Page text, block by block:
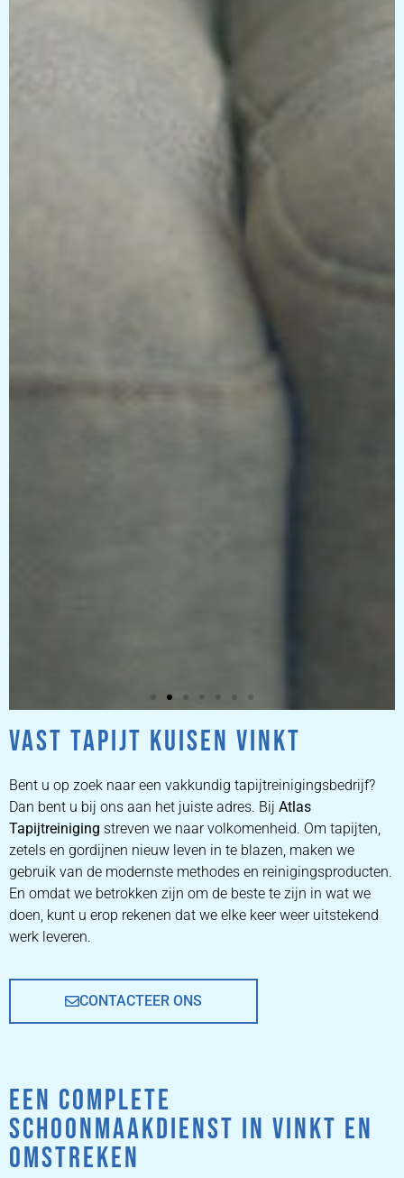
ZETEL
REINIGEN
ZETEL REINIGEN DOOR
PROFESSIONALS
PRIJZEN
VAST TAPIJT KUISEN VINKT
Bent u op zoek naar een vakkundig tapijtreinigingsbedrijf?
Dan bent u bij ons aan het juiste adres. Bij Atlas
Tapijtreiniging streven we naar volkomenheid. Om tapijten,
zetels en gordijnen nieuw leven in te blazen, maken we
gebruik van de modernste methodes en reinigingsproducten.
En omdat we betrokken zijn om de beste te zijn in wat we
doen, kunt u erop rekenen dat we elke keer weer uitstekend
werk leveren.
CONTACTEER ONS
EEN COMPLETE
SCHOONMAAKDIENST IN VINKT EN
OMSTREKEN